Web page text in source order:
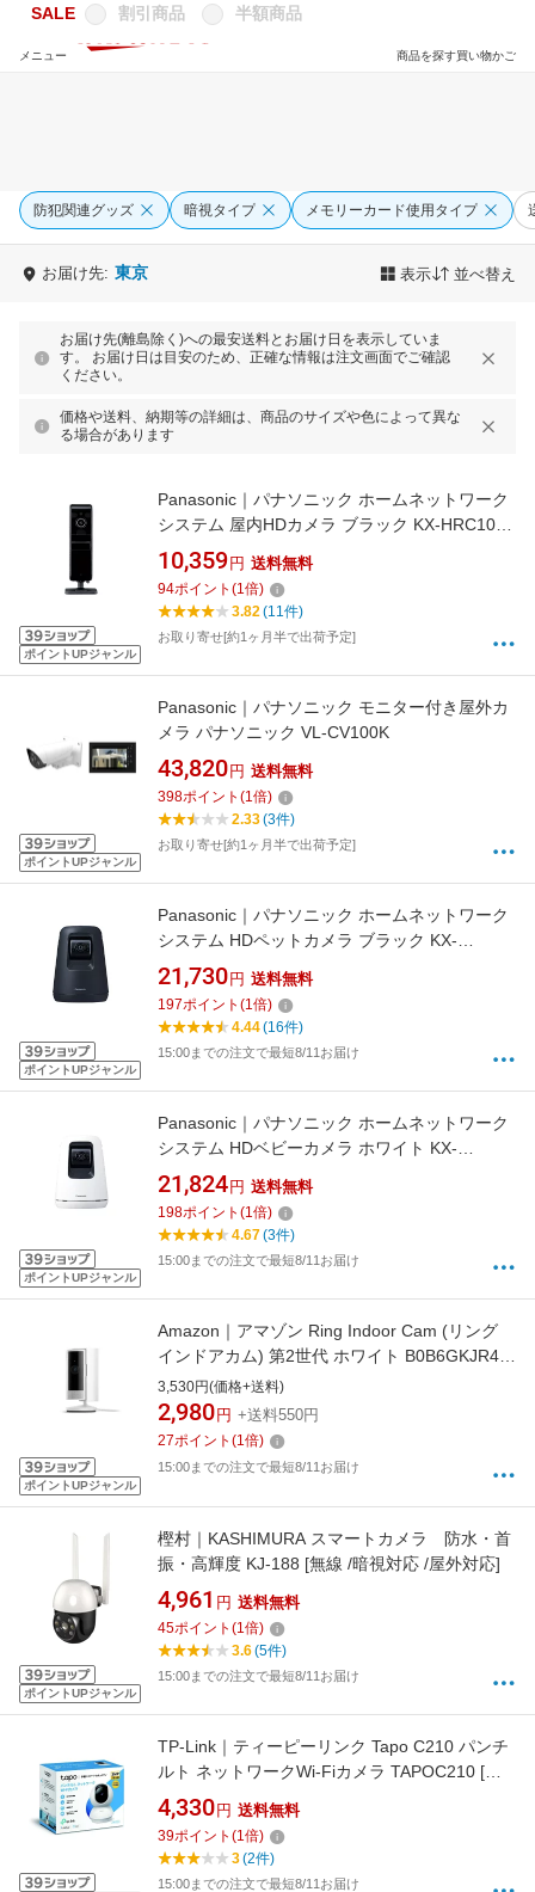
買い物かご
商品を探す
メニュー
SALE 割引商品 半額商品
防犯関連グッズ 暗視タイプ メモリーカード使用タイプ
お届け先: 東京 表示 並べ替え
お届け先(離島除く)への最安送料とお届け日を表示していま
す。 お届け日は目安のため、正確な情報は注文画面でご確認
ください。
価格や送料、納期等の詳細は、商品のサイズや色によって異な
る場合があります
ポイントUPジャンル
Panasonic｜パナソニック ホームネットワーク
システム 屋内HDカメラ ブラック KX-HRC100-
K [無線 /暗視対応]
10,359 円 送料無料
94ポイント (1倍)
3.82(11件)
お取り寄せ[約1ヶ月半で出荷予定]
ポイントUPジャンル
Panasonic｜パナソニック モニター付き屋外カ
メラ パナソニック VL-CV100K
43,820 円 送料無料
398ポイント (1倍)
2.33(3件)
お取り寄せ[約1ヶ月半で出荷予定]
ポイントUPジャンル
Panasonic｜パナソニック ホームネットワーク
システム HDペットカメラ ブラック KX-
HDN215-K [無線 /暗視対応]
21,730 円 送料無料
197ポイント (1倍)
4.44(16件)
15:00までの注文で最短8/11お届け
ポイントUPジャンル
Panasonic｜パナソニック ホームネットワーク
システム HDベビーカメラ ホワイト KX-
HBC200-W [無線 /暗視対応]
21,824 円 送料無料
198ポイント (1倍)
4.67(3件)
15:00までの注文で最短8/11お届け
ポイントUPジャンル
Amazon｜アマゾン Ring Indoor Cam (リング
インドアカム) 第2世代 ホワイト B0B6GKJR49
[無線 /暗視対応]
3,530円(価格+送料)
2,980 円 +送料550円
27ポイント (1倍)
15:00までの注文で最短8/11お届け
ポイントUPジャンル
樫村｜KASHIMURA スマートカメラ 防水・首
振・高輝度 KJ-188 [無線 /暗視対応 /屋外対応]
4,961 円 送料無料
45ポイント (1倍)
3.6(5件)
15:00までの注文で最短8/11お届け
TP-Link｜ティーピーリンク Tapo C210 パンチ
ルト ネットワークWi-Fiカメラ TAPOC210 [無
線 /暗視対応]
4,330 円 送料無料
39ポイント (1倍)
3(2件)
15:00までの注文で最短8/11お届け